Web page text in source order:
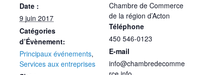
Date :
9 juin 2017
Catégories
d’Évènement:
Principaux événements,
Services aux entreprises
Chambre de Commerce
de la région d’Acton
Téléphone
450 546-0123
E-mail
info@chambredecomme